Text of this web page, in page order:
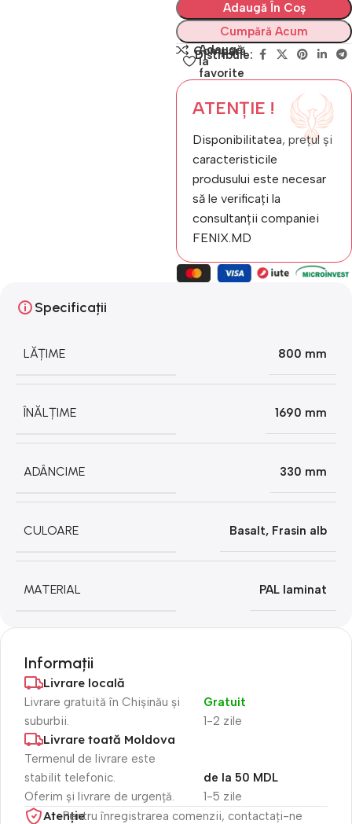
Adaugă În Coș
Cumpără Acum
Compară
Adaugă
la
favorite
Distribuie:
ATENȚIE !
Disponibilitatea, prețul și
caracteristicile
produsului este necesar
să le verificați la
consultanții companiei
FENIX.MD
Specificații
LĂȚIME 800 mm
ÎNĂLȚIME 1690 mm
ADÂNCIME 330 mm
CULOARE Basalt, Frasin alb
MATERIAL PAL laminat
Informații
Livrare locală
Livrare gratuită în Chișinău și
suburbii.
1-2 zile
Gratuit
Livrare toată Moldova
Termenul de livrare este
stabilit telefonic.
Oferim și livrare de urgență.
1-5 zile
de la 50 MDL
Atenție​Pentru înregistrarea comenzii, contactați-ne